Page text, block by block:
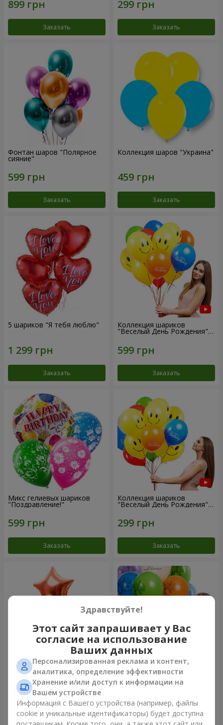
Заказать Заказать
Фонтан шаров "Полярное
сияние"
Заказать
Коллекция шаров "Украина"
Заказать
5 шариков "Я тебя люблю"
Заказать
Коллекция шариков
"Веселый День Рождения" -
7 шариков
Заказать
Микс гелиевых шариков
"Поздравление!"
Заказать
Коллекция шариков
"Веселый День Рождения" -
Заказать
Фонтан шаров “Мир чудес”
Заказать
Коллекция шариков "День
рождения" (с Тедди)
Заказать
Здравствуйте!
Этот сайт запрашивает у Вас
согласие на использование
Ваших данных
Персонализированная реклама и контент,
аналитика, определение эффективности
Хранение и/или доступ к информации на
Вашем устройстве
Информация с Вашего устройства (например, файлы
cookie и уникальные идентификаторы) будет доступна